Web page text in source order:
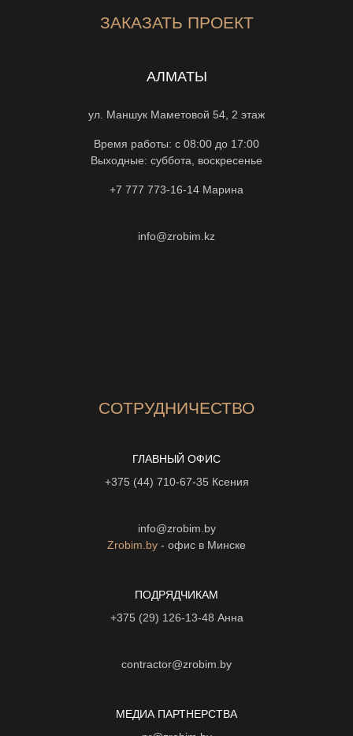
ЗАКАЗАТЬ ПРОЕКТ
АЛМАТЫ
ул. Маншук Маметовой 54, 2 этаж
Время работы: с 08:00 до 17:00
Выходные: суббота, воскресенье
+7 777 773-16-14 Марина
info@zrobim.kz
СОТРУДНИЧЕСТВО
ГЛАВНЫЙ ОФИС
+375 (44) 710-67-35 Ксения
info@zrobim.by
Zrobim.by - офис в Минске
ПОДРЯДЧИКАМ
+375 (29) 126-13-48 Анна
contractor@zrobim.by
МЕДИА ПАРТНЕРСТВА